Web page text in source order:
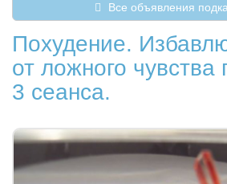
Все объявления
Похудение.
от ложного чувства
3 сеанса.